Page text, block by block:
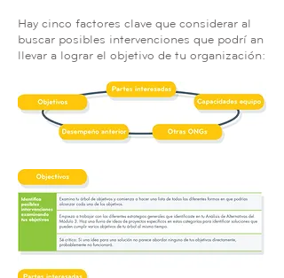
Hay cinco factores clave que considerar al
buscar posibles intervenciones que podrían
llevar a lograr el objetivo de tu organización: